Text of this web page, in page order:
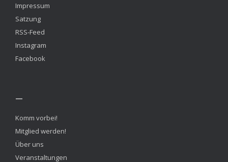
Impressum
Satzung
RSS-Feed
Instagram
Facebook
—
Komm vorbei!
Mitglied werden!
Über uns
Veranstaltungen